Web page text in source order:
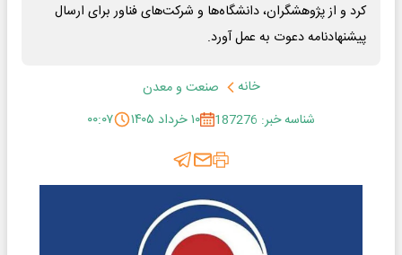
کرد و از پژوهشگران، دانشگاه‌ها و شرکت‌های فناور برای ارسال
پیشنهادنامه دعوت به عمل آورد.
خانه
صنعت و معدن
شناسه خبر: 187276
۱۰ خرداد ۱۴۰۵ ۰۰:۰۷